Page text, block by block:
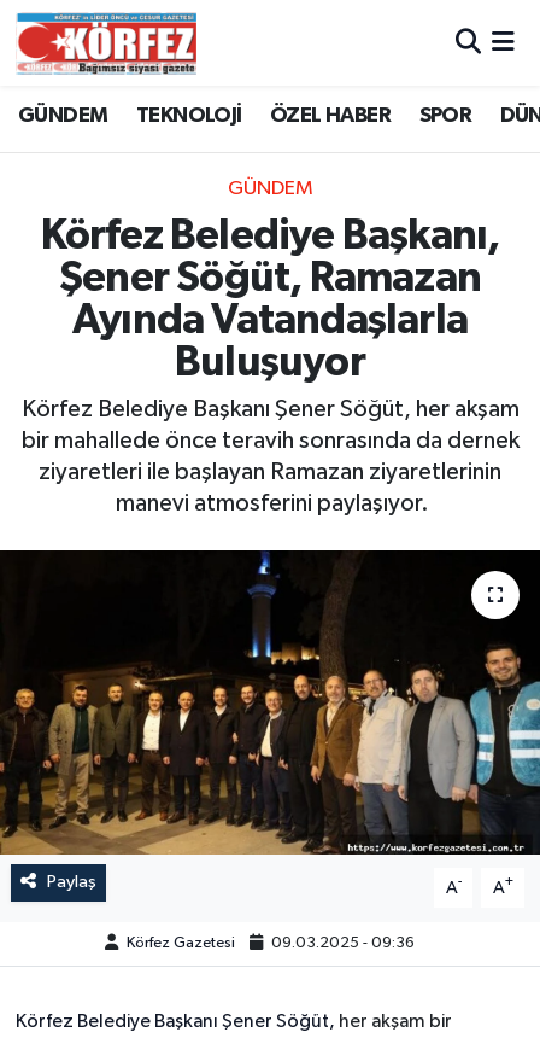
GÜNDEM TEKNOLOJİ ÖZEL HABER SPOR
GÜNDEM
Körfez Belediye Başkanı,
Şener Söğüt, Ramazan
Ayında Vatandaşlarla
Buluşuyor
Körfez Belediye Başkanı Şener Söğüt, her akşam
bir mahallede önce teravih sonrasında da dernek
ziyaretleri ile başlayan Ramazan ziyaretlerinin
manevi atmosferini paylaşıyor.
Paylaş A- A+
Körfez Gazetesi 09.03.2025 - 09:36
Körfez Belediye Başkanı Şener Söğüt, her akşam bir
Trafik Durumu
Süper Lig Puan Durumu ve Fikstür
Tüm Manşetler
Son Dakika Haberleri
Haber Arşivi